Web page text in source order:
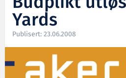
Yards
Publisert: 23.06.2008